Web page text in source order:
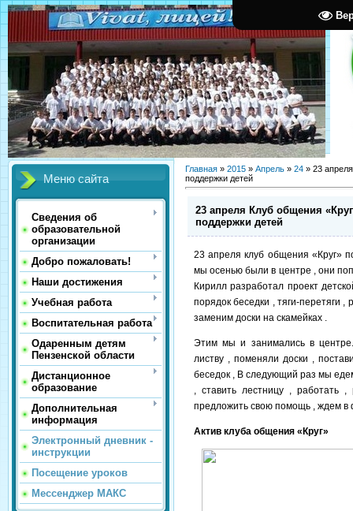
Меню сайта
Сведения об
образовательной
организации
Добро пожаловать!
Наши достижения
Учебная работа
Воспитательная работа
Одаренным детям
Пензенской области
Дистанционное
образование
Дополнительная
информация
Электронный дневник -
инструкции
Посещение уроков
Мессенджер МАКС
Главная » 2015 » Апрель » 24 » 23
поддержки детей
23 апреля Клуб общения
поддержки детей
23 апреля клуб общения «Круг»
мы осенью были в центре , они
Кирилл разработал проект
порядок беседки , тяги-перетяги
заменим доски на скамейках .
Этим мы и занимались в
листву , поменяли доски ,
беседок , В следующий раз мы
, ставить лестницу ,
предложить свою помощь , ждем в
Актив клуба общения «Круг»